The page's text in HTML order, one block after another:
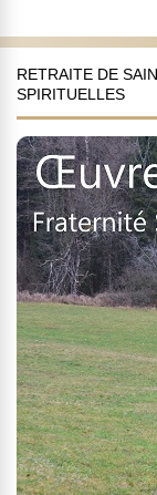
RETRAITE DE
SPIRITUELLES